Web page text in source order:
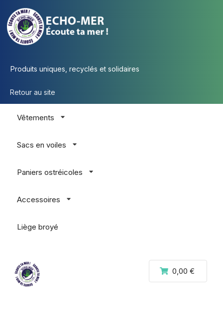
Produits uniques, recyclés et solidaires
Retour au site
Vêtements
Sacs en voiles
Paniers ostréicoles
Accessoires
Liège broyé
0,00 €